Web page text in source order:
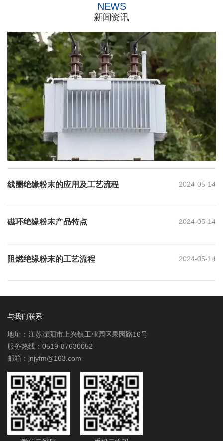
NEWS
新闻资讯
2024-05-14
线圈绝缘粉末的应用及工艺流程
2024-05-14
磁环绝缘粉末产品特点
2024-05-14
阻燃绝缘粉末的工艺流程
与我们联系
地址：江苏溧阳市上兴镇工业园区果园路16号
服务热线：0519-87630052
邮箱：jnjyfm@163.com